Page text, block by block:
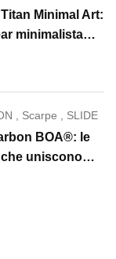
Minimal Art:
minimalista
Scarpe SLIDE
BOA®: le
uniscono